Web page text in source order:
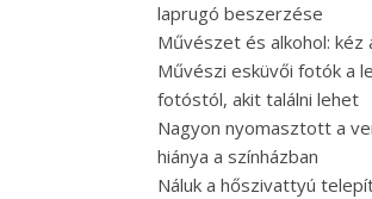
laprugó beszerzése
Művészet és alkohol: kéz
Művészi esküvői fotók a
fotóstól, akit találni lehet
Nagyon nyomasztott a
hiánya a színházban
Náluk a hőszivattyú